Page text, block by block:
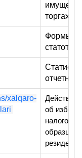
торгах
Формы
xalqaro-
об
образцы